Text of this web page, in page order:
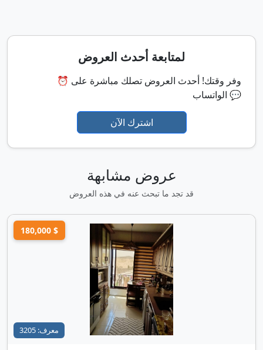
لمتابعة أحدث العروض
⏰ وفر وقتك! أحدث العروض تصلك مباشرة على
الواتساب 💬
اشترك الآن
عروض مشابهة
قد تجد ما تبحث عنه في هذه العروض
180,000 $
معرف: 3205